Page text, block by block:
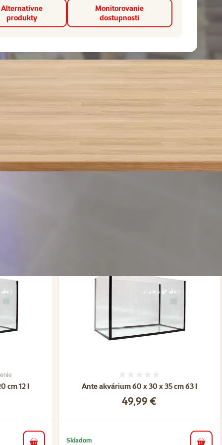
Alternatívne
produkty
Monitorovanie
dostupnosti
cm 12 l
40%, počet hodnotení: 1
Ante akvárium 60 x 30 x 35 cm 63 l
Cena
49,99 €
Skladom